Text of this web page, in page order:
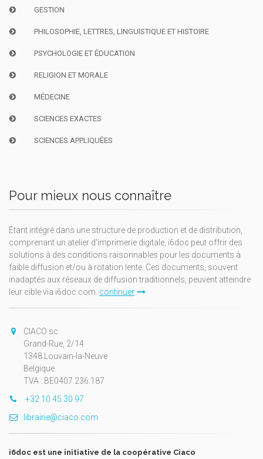
GESTION
PHILOSOPHIE, LETTRES, LINGUISTIQUE ET HISTOIRE
PSYCHOLOGIE ET ÉDUCATION
RELIGION ET MORALE
MÉDECINE
SCIENCES EXACTES
SCIENCES APPLIQUÉES
Pour mieux nous connaître
Étant intégré dans une structure de production et de distribution,
comprenant un atelier d'imprimerie digitale, i6doc peut offrir des
solutions à des conditions raisonnables pour les documents à
faible diffusion et/ou à rotation lente. Ces documents, souvent
inadaptés aux réseaux de diffusion traditionnels, peuvent atteindre
leur cible via i6doc.com. continuer
CIACO sc
Grand-Rue, 2/14
1348 Louvain-la-Neuve
Belgique
TVA : BE0407.236.187
+32 10 45 30 97
librairie@ciaco.com
i6doc est une initiative de la coopérative Ciaco